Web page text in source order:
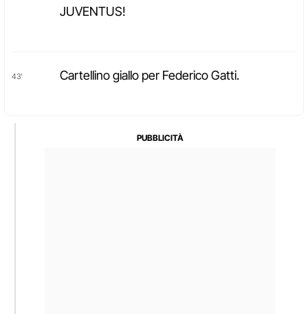
JUVENTUS!
43' Cartellino giallo per Federico Gatti.